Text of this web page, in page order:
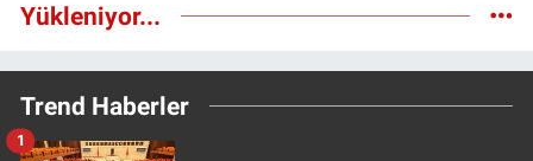
Yükleniyor...
Trend Haberler
1